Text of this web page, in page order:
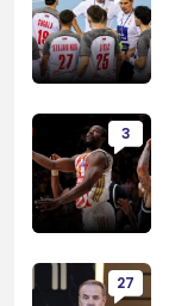
3
27